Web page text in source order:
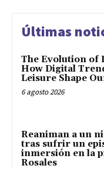
Últimas
The Evolution of
How Digital
Leisure Shape
6 agosto 2026
Reaniman a un
tras sufrir un
inmersión en la
Rosales